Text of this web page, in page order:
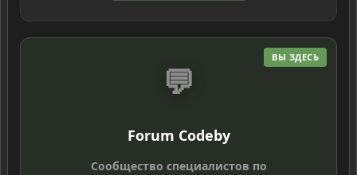
ВЫ ЗДЕСЬ
💬
Forum Codeby
Сообщество специалистов по